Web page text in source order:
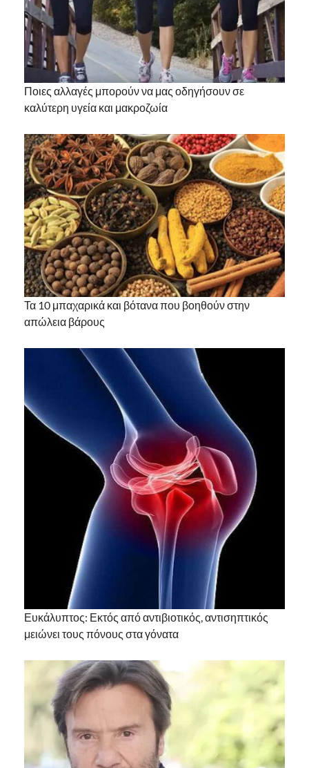
Ποιες αλλαγές μπορούν να μας οδηγήσουν σε
καλύτερη υγεία και μακροζωία
Τα 10 μπαχαρικά και βότανα που βοηθούν στην
απώλεια βάρους
Ευκάλυπτος: Εκτός από αντιβιοτικός, αντισηπτικός
μειώνει τους πόνους στα γόνατα